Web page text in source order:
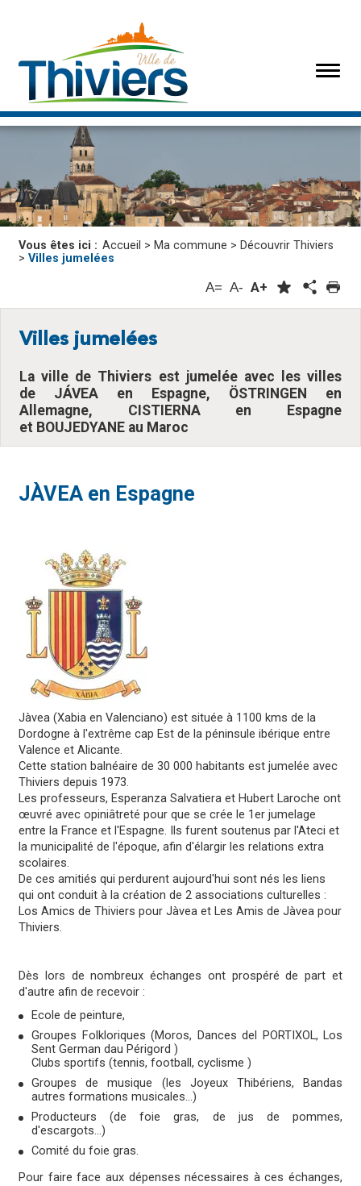
Vous êtes ici : Accueil > Ma commune > Découvrir Thiviers
> Villes jumelées
A= A- A+
Villes jumelées
La ville de Thiviers est jumelée avec les villes
de JÁVEA en Espagne, ÖSTRINGEN en
Allemagne, CISTIERNA en Espagne
et BOUJEDYANE au Maroc
JÀVEA en Espagne
Jàvea (Xabia en Valenciano) est située à 1100 kms de la
Dordogne à l'extrême cap Est de la péninsule ibérique entre
Valence et Alicante.
Cette station balnéaire de 30 000 habitants est jumelée avec
Thiviers depuis 1973.
Les professeurs, Esperanza Salvatiera et Hubert Laroche ont
œuvré avec opiniâtreté pour que se crée le 1er jumelage
entre la France et l'Espagne. Ils furent soutenus par l'Ateci et
la municipalité de l'époque, afin d'élargir les relations extra
scolaires.
De ces amitiés qui perdurent aujourd'hui sont nés les liens
qui ont conduit à la création de 2 associations culturelles :
Los Amics de Thiviers pour Jàvea et Les Amis de Jàvea pour
Thiviers.
Dès lors de nombreux échanges ont prospéré de part et
d'autre afin de recevoir :
Ecole de peinture,
Groupes Folkloriques (Moros, Dances del PORTIXOL, Los
Sent German dau Périgord )
Clubs sportifs (tennis, football, cyclisme )
Groupes de musique (les Joyeux Thibériens, Bandas
autres formations musicales...)
Producteurs (de foie gras, de jus de pommes,
d'escargots...)
Comité du foie gras.
Pour faire face aux dépenses nécessaires à ces échanges,